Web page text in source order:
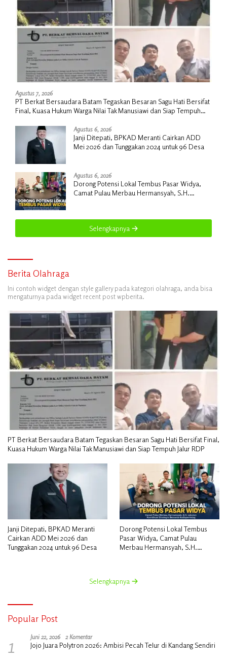
Agustus 7, 2026
PT Berkat Bersaudara Batam Tegaskan Besaran Sagu Hati Bersifat
Final, Kuasa Hukum Warga Nilai Tak Manusiawi dan Siap Tempuh
Agustus 6, 2026
Janji Ditepati, BPKAD Meranti Cairkan ADD
Mei 2026 dan Tunggakan 2024 untuk 96 Desa
Agustus 6, 2026
Dorong Potensi Lokal Tembus Pasar Widya,
Camat Pulau Merbau Hermansyah, S.H.
Selengkapnya
Berita Olahraga
Ini contoh widget dengan style gallery pada kategori olahraga, anda bisa
mengaturnya pada widget recent post wpberita.
PT Berkat Bersaudara Batam Tegaskan Besaran Sagu Hati Bersifat Final,
Kuasa Hukum Warga Nilai Tak Manusiawi dan Siap Tempuh Jalur RDP
Janji Ditepati, BPKAD Meranti
Cairkan ADD Mei 2026 dan
Tunggakan 2024 untuk 96 Desa
Dorong Potensi Lokal Tembus
Pasar Widya, Camat Pulau
Merbau Hermansyah, S.H.
Selengkapnya
Popular Post
1 Juni 22, 2026 2 Komentar
Jojo Juara Polytron 2026: Ambisi Pecah Telur di Kandang Sendiri